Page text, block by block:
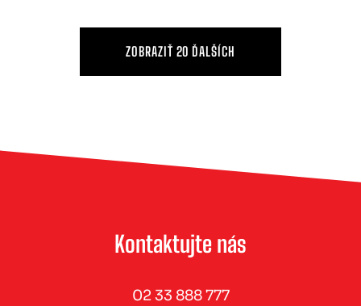
ZOBRAZIŤ 20 ĎALŠÍCH
Kontaktujte nás
02 33 888 777